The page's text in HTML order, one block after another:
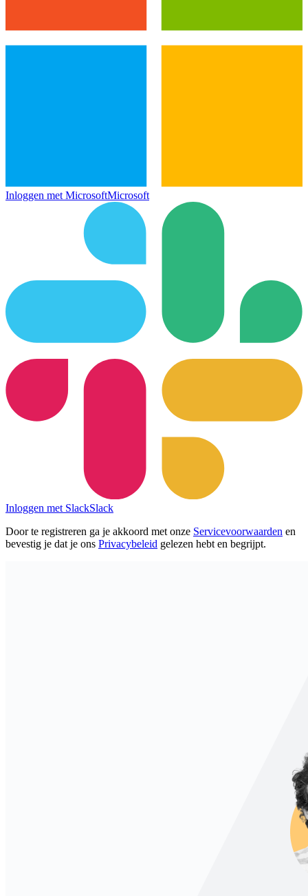
Inloggen met MicrosoftMicrosoft
Inloggen met SlackSlack
Door te registreren ga je akkoord met onze Servicevoorwaarden en
bevestig je dat je ons Privacybeleid gelezen hebt en begrijpt.